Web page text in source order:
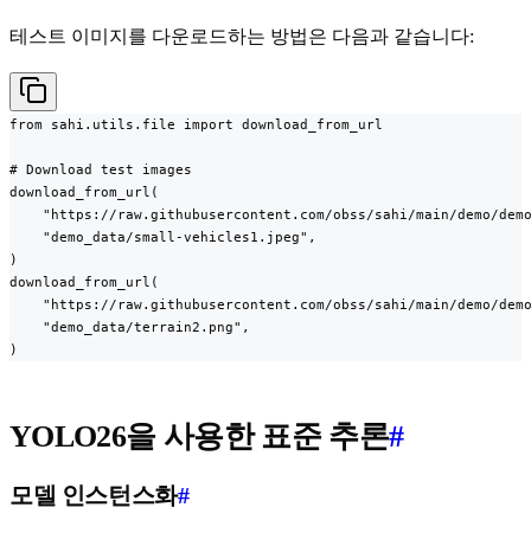
테스트 이미지를 다운로드하는 방법은 다음과 같습니다:
from sahi.utils.file import download_from_url
# Download test images
download_from_url(
"https://raw.githubusercontent.com/obss/sahi/main/demo/
    "demo_data/small-vehicles1.jpeg",
)
download_from_url(
"https://raw.githubusercontent.com/obss/sahi/main/demo/
    "demo_data/terrain2.png",
)
YOLO26을 사용한 표준 추론#
모델 인스턴스화#